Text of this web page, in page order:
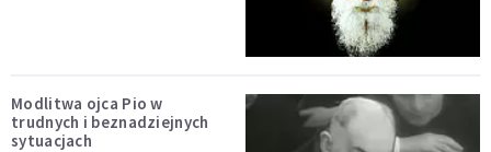
Modlitwa ojca Pio w
trudnych i beznadziejnych
sytuacjach